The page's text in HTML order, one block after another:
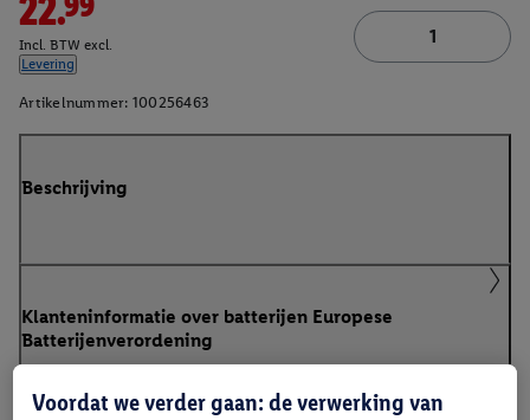
Incl. BTW excl.
Levering
Artikelnummer: 100256463
Beschrijving
Klanteninformatie over batterijen Europese
Batterijenverordening
Voordat we verder gaan: de verwerking van